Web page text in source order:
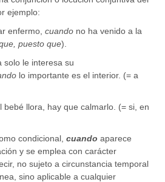
ejemplo:
enfermo,cuando no ha venido a la
puesto que).
solo le interesa su
lo importante es el interior. (= a
bebé llora, hay que calmarlo. (= si, en
condicional,cuando aparece
y se emplea con carácter
no sujeto a circunstancia temporal
sino aplicable a cualquier